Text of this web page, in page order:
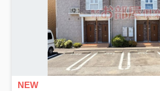
NEW